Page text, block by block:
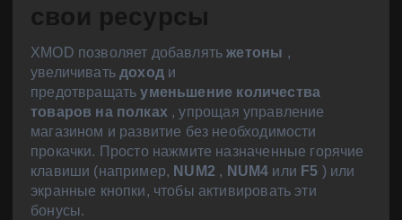
свои ресурсы
XMOD позволяет добавлятьжетоны ,
увеличиватьдоход и
предотвращатьуменьшение количества
товаров на полках , упрощая управление
магазином и развитие без необходимости
прокачки. Просто нажмите назначенные горячие
клавиши (например, NUM2 , NUM4 или F5 ) или
экранные кнопки, чтобы активировать эти
бонусы.